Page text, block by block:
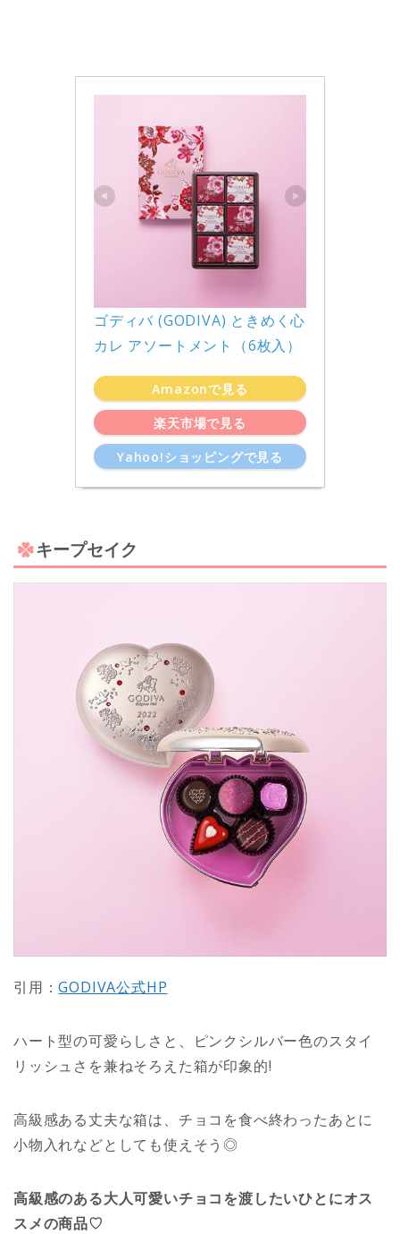
ゴディバ (GODIVA) ときめく心
カレ アソートメント（6枚入）
Amazonで見る
楽天市場で見る
Yahoo!ショッピングで見る
キープセイク
引用：GODIVA公式HP
ハート型の可愛らしさと、ピンクシルバー色のスタイ
リッシュさを兼ねそろえた箱が印象的!
高級感ある丈夫な箱は、チョコを食べ終わったあとに
小物入れなどとしても使えそう◎
高級感のある大人可愛いチョコを渡したいひとにオス
スメの商品♡